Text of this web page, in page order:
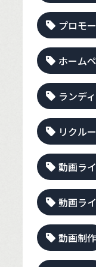
プロモ
ホーム
ランデ
リクル
動画ラ
動画ラ
動画制作